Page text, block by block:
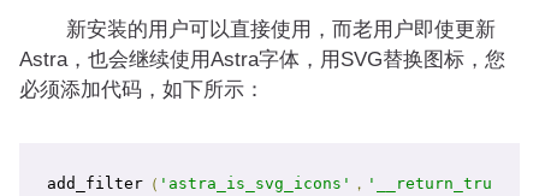
新安装的用户可以直接使用，而老用户即使更新
Astra，也会继续使用Astra字体，用SVG替换图标，您
必须添加代码，如下所示：
add_filter（ 'astra_is_svg_icons' ， '__return_tru